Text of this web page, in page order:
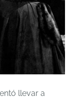
llevar a